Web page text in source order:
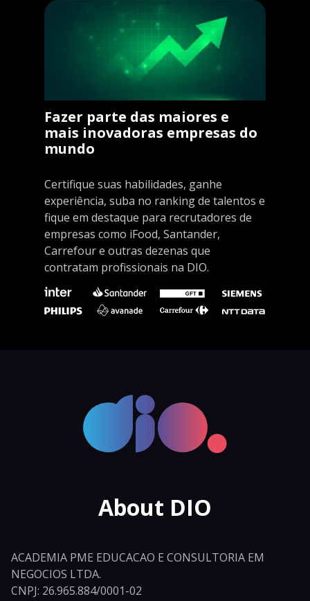
Fazer parte das maiores e
mais inovadoras empresas do
mundo
Certifique suas habilidades, ganhe
experiência, suba no ranking de talentos e
fique em destaque para recrutadores de
empresas como iFood, Santander,
Carrefour e outras dezenas que
contratam profissionais na DIO.
About DIO
ACADEMIA PME EDUCACAO E CONSULTORIA EM
NEGOCIOS LTDA.
CNPJ: 26.965.884/0001-02